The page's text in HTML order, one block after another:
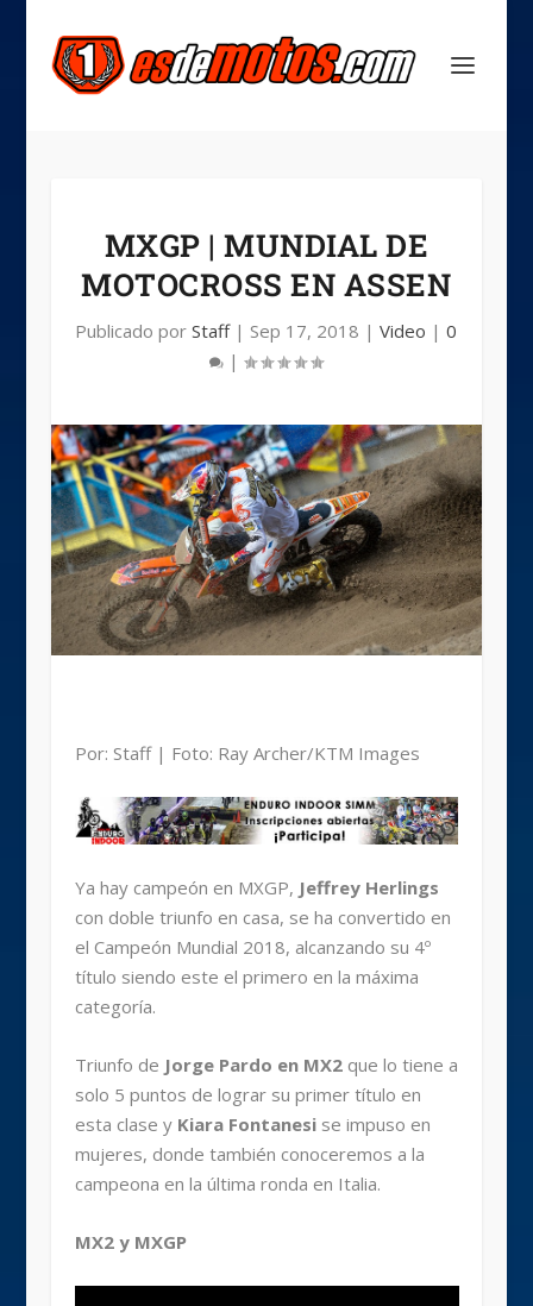
MXGP | MUNDIAL DE
MOTOCROSS EN ASSEN
Publicado porStaff| Sep 17, 2018 |Video |0
|
Por: Staff | Foto: Ray Archer/KTM Images
Ya hay campeón en MXGP, Jeffrey Herlings
con doble triunfo en casa, se ha convertido en
el Campeón Mundial 2018, alcanzando su 4º
título siendo este el primero en la máxima
categoría.
Triunfo de Jorge Pardo en MX2que lo tiene a
solo 5 puntos de lograr su primer título en
esta clase y Kiara Fontanesise impuso en
mujeres, donde también conoceremos a la
campeona en la última ronda en Italia.
MX2 y MXGP